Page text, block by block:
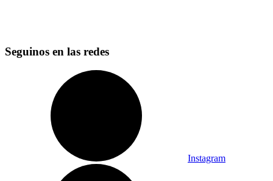
Seguinos en las redes
Instagram